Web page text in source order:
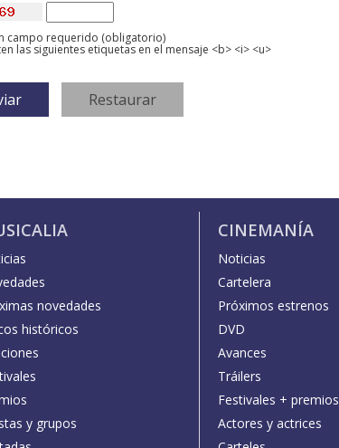
campo requerido (obligatorio)
las siguientes etiquetas en el mensaje <b> <i> <u>
novedades
históricos
y grupos
CINEMANÍA
Noticias
Cartelera
Próximos estrenos
DVD
Avances
Tráilers
Festivales + premios
Actores y actrices